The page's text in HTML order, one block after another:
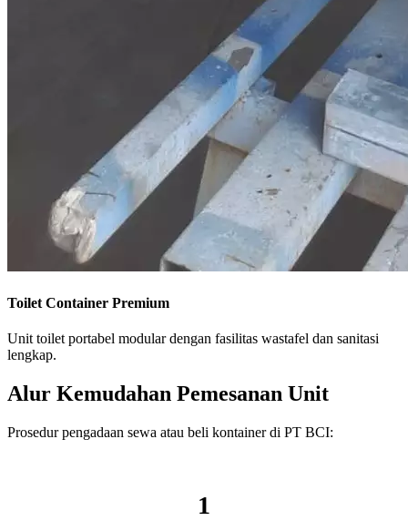
Toilet Container Premium
Unit toilet portabel modular dengan fasilitas wastafel dan sanitasi
lengkap.
Alur Kemudahan Pemesanan Unit
Prosedur pengadaan sewa atau beli kontainer di PT BCI:
1